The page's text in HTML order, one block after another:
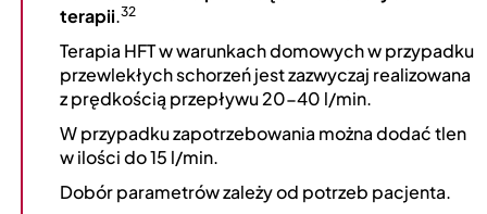
terapii.32
Terapia HFT w warunkach domowych w przypadku
przewlekłych schorzeń jest zazwyczaj realizowana
z prędkością przepływu 20-40 l/min.
W przypadku zapotrzebowania można dodać tlen
w ilości do 15 l/min.
Dobór parametrów zależy od potrzeb pacjenta.